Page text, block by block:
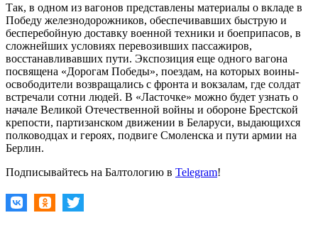
Так, в одном из вагонов представлены материалы о вкладе в
Победу железнодорожников, обеспечивавших быструю и
бесперебойную доставку военной техники и боеприпасов, в
сложнейших условиях перевозивших пассажиров,
восстанавливавших пути. Экспозиция еще одного вагона
посвящена «Дорогам Победы», поездам, на которых воины-
освободители возвращались с фронта и вокзалам, где солдат
встречали сотни людей. В «Ласточке» можно будет узнать о
начале Великой Отечественной войны и обороне Брестской
крепости, партизанском движении в Беларуси, выдающихся
полководцах и героях, подвиге Смоленска и пути армии на
Берлин.
Подписывайтесь на Балтологию в Telegram!